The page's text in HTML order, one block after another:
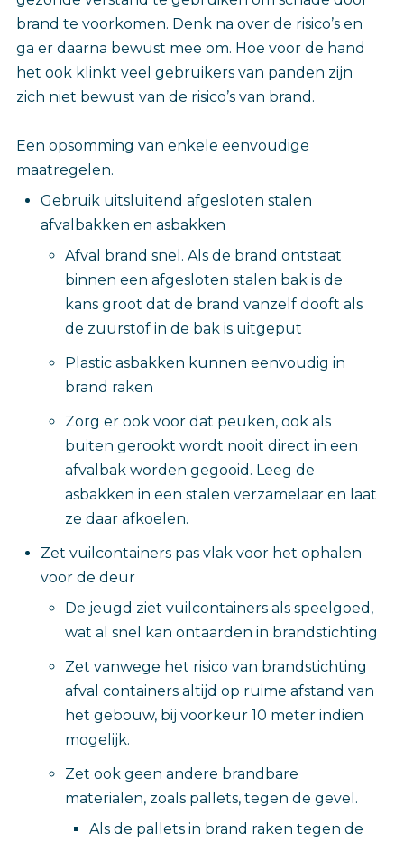
brand te voorkomen. Denk na over de risico’s en
ga er daarna bewust mee om. Hoe voor de hand
het ook klinkt veel gebruikers van panden zijn
zich niet bewust van de risico’s van brand.
Een opsomming van enkele eenvoudige
maatregelen.
Gebruik uitsluitend afgesloten stalen
afvalbakken en asbakken
Afval brand snel. Als de brand ontstaat
binnen een afgesloten stalen bak is de
kans groot dat de brand vanzelf dooft als
de zuurstof in de bak is uitgeput
Plastic asbakken kunnen eenvoudig in
brand raken
Zorg er ook voor dat peuken, ook als
buiten gerookt wordt nooit direct in een
afvalbak worden gegooid. Leeg de
asbakken in een stalen verzamelaar en laat
ze daar afkoelen.
Zet vuilcontainers pas vlak voor het ophalen
voor de deur
De jeugd ziet vuilcontainers als speelgoed,
wat al snel kan ontaarden in brandstichting
Zet vanwege het risico van brandstichting
afval containers altijd op ruime afstand van
het gebouw, bij voorkeur 10 meter indien
mogelijk.
Zet ook geen andere brandbare
materialen, zoals pallets, tegen de gevel.
Als de pallets in brand raken tegen de